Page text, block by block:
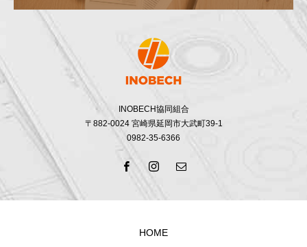
INOBECH協同組合
〒882-0024 宮崎県延岡市大武町39-1
0982-35-6366
HOME